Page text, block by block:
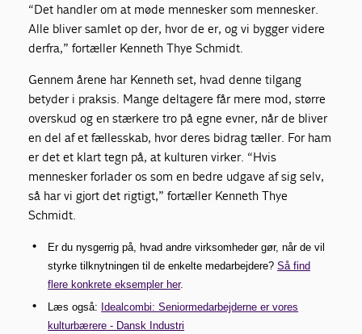
“Det handler om at møde mennesker som mennesker.
Alle bliver samlet op der, hvor de er, og vi bygger videre
derfra,” fortæller Kenneth Thye Schmidt.
Gennem årene har Kenneth set, hvad denne tilgang
betyder i praksis. Mange deltagere får mere mod, større
overskud og en stærkere tro på egne evner, når de bliver
en del af et fællesskab, hvor deres bidrag tæller. For ham
er det et klart tegn på, at kulturen virker. “Hvis
mennesker forlader os som en bedre udgave af sig selv,
så har vi gjort det rigtigt,” fortæller Kenneth Thye
Schmidt.
Er du nysgerrig på, hvad andre virksomheder gør, når de vil
styrke tilknytningen til de enkelte medarbejdere?Så find
flere konkrete eksempler her.
Læs også: Idealcombi: Seniormedarbejderne er vores
kulturbærere - Dansk Industri